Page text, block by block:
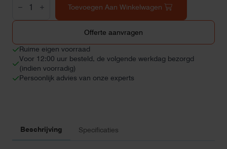
Connect
easyklem,
Toevoegen Aan Winkelwagen
Offerte aanvragen
Ruime eigen voorraad
Voor 12:00 uur besteld, de volgende werkdag bezorgd
(indien voorradig)
Persoonlijk advies van onze experts
Beschrijving Specificaties